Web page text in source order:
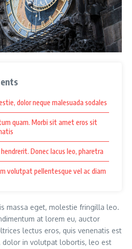
dolor neque malesuada sodales
quam. Morbi sit amet eros sit
Donec lacus leo, pharetra
volutpat pellentesque vel ac diam
massa eget, molestie fringilla leo.
at lorem eu, auctor
lectus eros, quis venenatis est
dolor in volutpat lobortis, leo est